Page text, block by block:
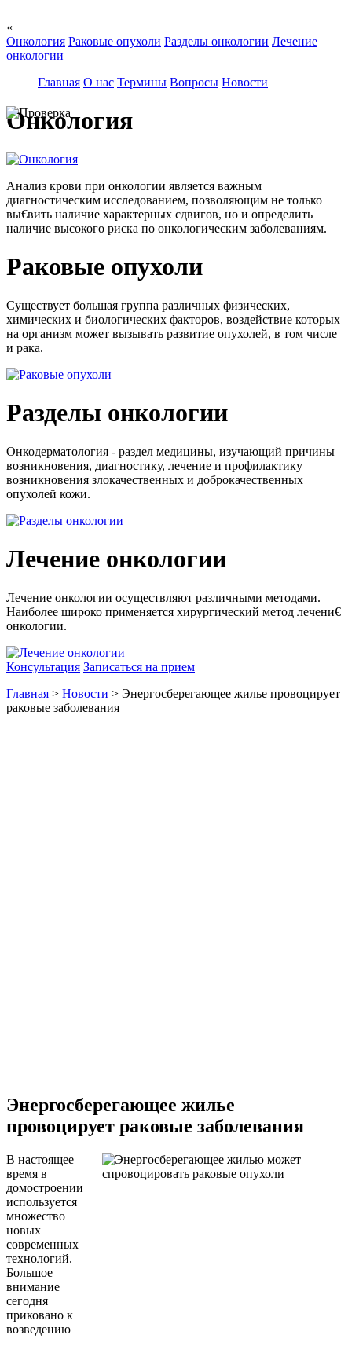
«
Онкология Раковые опухоли Разделы онкологии Лечение
онкологии
Главная О нас Термины Вопросы Новости
Онкология
Анализ крови при онкологии является важным
диагностическим исследованием, позволяющим не только
вы€вить наличие характерных сдвигов, но и определить
наличие высокого риска по онкологическим заболеваниям.
Раковые опухоли
Существует большая группа различных физических,
химических и биологических факторов, воздействие которых
на организм может вызывать развитие опухолей, в том числе
и рака.
Разделы онкологии
Онкодерматология - раздел медицины, изучающий причины
возникновения, диагностику, лечение и профилактику
возникновения злокачественных и доброкачественных
опухолей кожи.
Лечение онкологии
Лечение онкологии осуществляют различными методами.
Наиболее широко применяется хирургический метод лечени€
онкологии.
Консультация Записаться на прием
Главная > Новости > Энергосберегающее жилье провоцирует
раковые заболевания
Энергосберегающее жилье
провоцирует раковые заболевания
В настоящее
время в
домостроении
используется
множество
новых
современных
технологий.
Большое
внимание
сегодня
приковано к
возведению